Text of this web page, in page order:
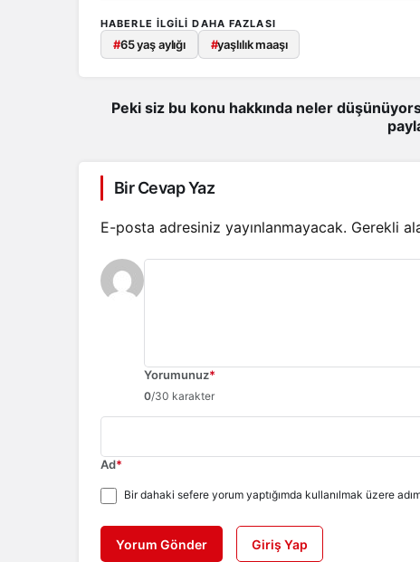
HABERLE ILGILI DAHA FAZLASI
#65 yaş aylığı #yaşlılık maaşı
Peki siz bu konu hakkında neler
Bir Cevap Yaz
E-posta adresiniz yayınlanmayacak. Gerekli
Yorumunuz*
0/30 karakter
Ad*
Bir dahaki sefere yorum yaptığımda kullanılmak üzere
Yorum Gönder Giriş Yap